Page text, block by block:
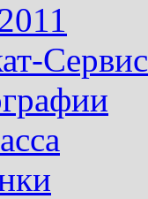
Сервис